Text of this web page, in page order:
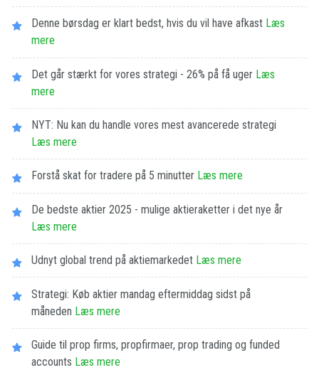
Denne børsdag er klart bedst, hvis du vil have afkast Læs
mere
Det går stærkt for vores strategi - 26% på få uger Læs
mere
NYT: Nu kan du handle vores mest avancerede strategi
Læs mere
Forstå skat for tradere på 5 minutter Læs mere
De bedste aktier 2025 - mulige aktieraketter i det nye år
Læs mere
Udnyt global trend på aktiemarkedet Læs mere
Strategi: Køb aktier mandag eftermiddag sidst på
måneden Læs mere
Guide til prop firms, propfirmaer, prop trading og funded
accounts Læs mere